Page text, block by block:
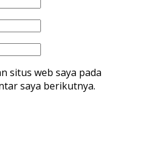
situs web saya pada
saya berikutnya.